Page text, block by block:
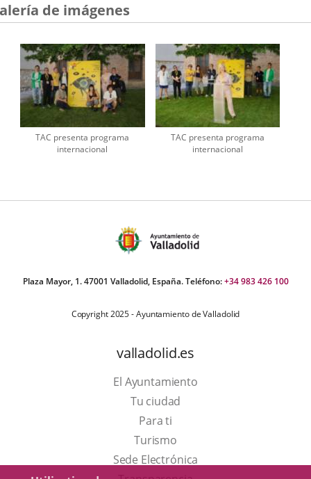
de imágenes
TAC presenta programa
internacional
TAC presenta programa
internacional
Plaza Mayor, 1. 47001 Valladolid, España. Teléfono:+34 983 426 100
Copyright 2025 - Ayuntamiento de Valladolid
valladolid.es
El Ayuntamiento
Tu ciudad
Para ti
TurismoEste
enlace
Sede Electrónica